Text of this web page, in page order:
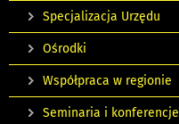
Specjalizacja Urzędu
Ośrodki
Współpraca w regionie
Seminaria i konferencje